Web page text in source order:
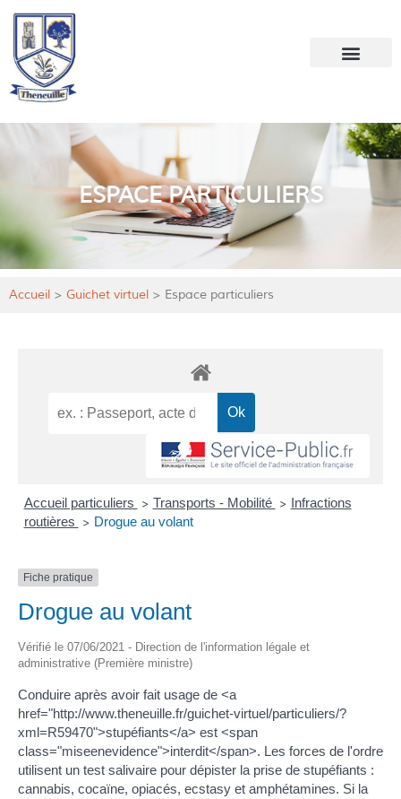
ESPACE PARTICULIERS
Accueil > Guichet virtuel > Espace particuliers
Accueil particuliers > Transports - Mobilité > Infractions
routières
> Drogue au volant
Fiche pratique
Drogue au volant
Vérifié le 07/06/2021 - Direction de l'information légale et
administrative (Première ministre)
Conduire après avoir fait usage de <a
href="http://www.theneuille.fr/guichet-virtuel/particuliers/?
xml=R59470">stupéfiants</a> est <span
class="miseenevidence">interdit</span>. Les forces de l'ordre
utilisent un test salivaire pour dépister la prise de stupéfiants :
cannabis, cocaïne, opiacés, ecstasy et amphétamines. Si la